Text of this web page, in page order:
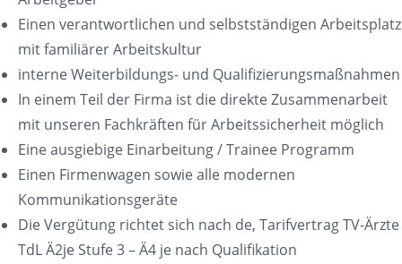
Einen verantwortlichen und selbstständigen Arbeitsplatz
mit familiärer Arbeitskultur
interne Weiterbildungs- und Qualifizierungsmaßnahmen
In einem Teil der Firma ist die direkte Zusammenarbeit
mit unseren Fachkräften für Arbeitssicherheit möglich
Eine ausgiebige Einarbeitung / Trainee Programm
Einen Firmenwagen sowie alle modernen
Kommunikationsgeräte
Die Vergütung richtet sich nach de, Tarifvertrag TV-Ärzte
TdL Ä2je Stufe 3 – Ä4 je nach Qualifikation